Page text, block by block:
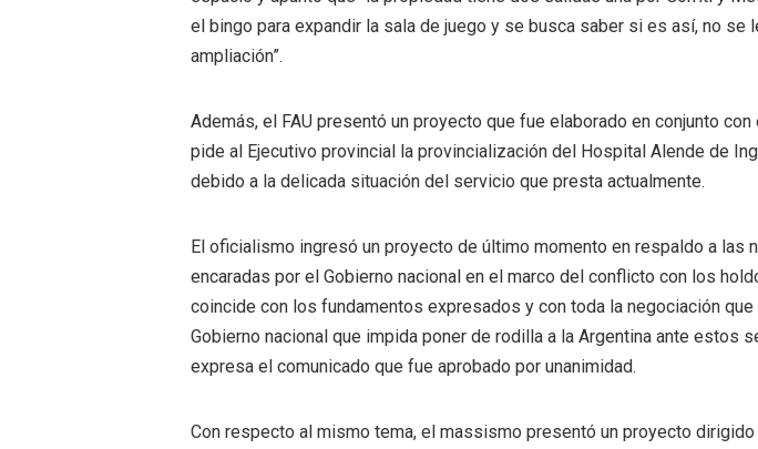
el bingo para expandir la sala de juego y se busca saber si es así, no se
ampliación”.
Además, el FAU presentó un proyecto que fue elaborado en conjunto
pide al Ejecutivo provincial la provincialización del Hospital Alende de
debido a la delicada situación del servicio que presta actualmente.
El oficialismo ingresó un proyecto de último momento en respaldo a las
encaradas por el Gobierno nacional en el marco del conflicto con los
coincide con los fundamentos expresados y con toda la negociación que
Gobierno nacional que impida poner de rodilla a la Argentina ante estos
expresa el comunicado que fue aprobado por unanimidad.
Con respecto al mismo tema, el massismo presentó un proyecto dirigido